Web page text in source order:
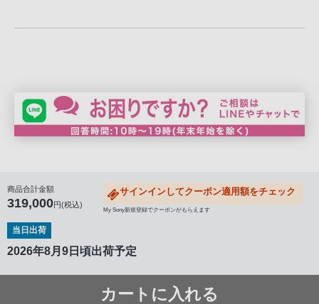
商品合計金額
319,000円(税込)
サインインしてクーポン適用額をチェック
My Sony新規登録でクーポンがもらえます
当日出荷
2026年8月9日頃出荷予定
カートに入れる